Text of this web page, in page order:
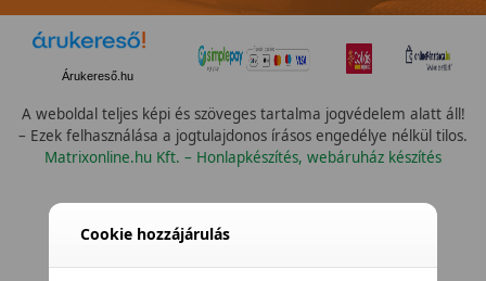
Árukereső.hu
A weboldal teljes képi és szöveges tartalma jogvédelem alatt áll!
– Ezek felhasználása a jogtulajdonos írásos engedélye nélkül tilos.
Matrixonline.hu Kft. – Honlapkészítés, webáruház készítés
Cookie hozzájárulás